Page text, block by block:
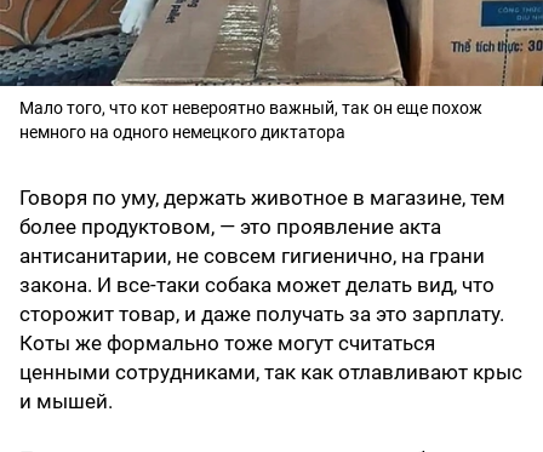
Мало того, что кот невероятно важный, так он еще похож
немного на одного немецкого диктатора
Говоря по уму, держать животное в магазине, тем
более продуктовом, — это проявление акта
антисанитарии, не совсем гигиенично, на грани
закона. И все-таки собака может делать вид, что
сторожит товар, и даже получать за это зарплату.
Коты же формально тоже могут считаться
ценными сотрудниками, так как отлавливают крыс
и мышей.